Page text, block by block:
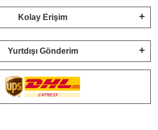
Kolay Erişim
Yurtdışı Gönderim